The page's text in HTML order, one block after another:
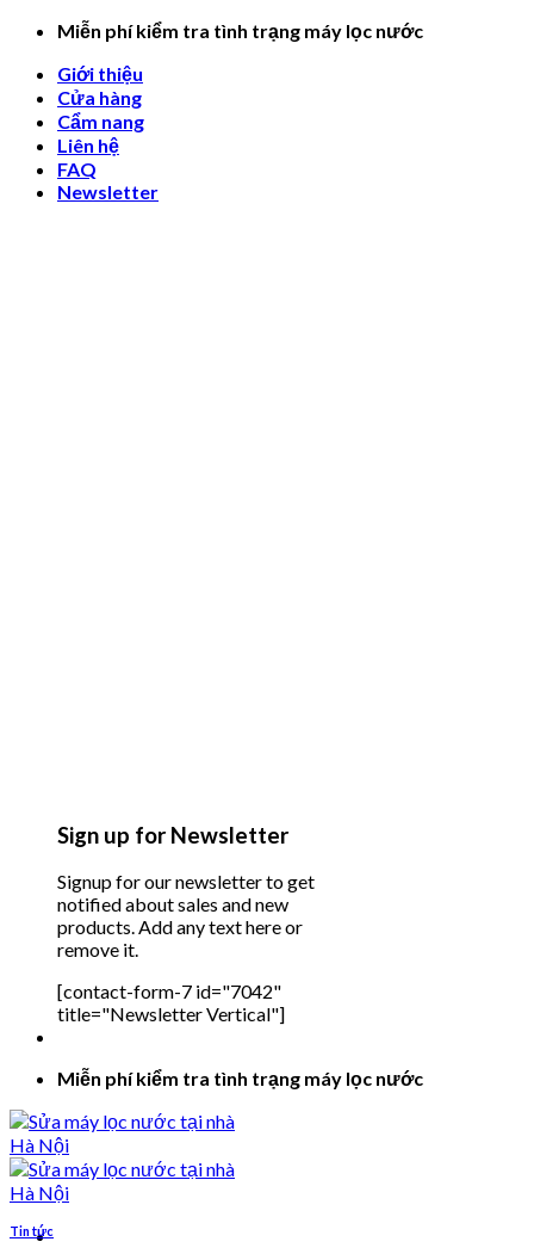
Skip
content
Miễn phí kiểm tra tình trạng máy lọc nước
Giới thiệu
Cửa hàng
Cẩm nang
Liên hệ
FAQ
Newsletter
Sign up for Newsletter
Signup for our newsletter to get
notified about sales and new
products. Add any text here or
remove it.
[contact-form-7 id="7042"
title="Newsletter Vertical"]
Miễn phí kiểm tra tình trạng máy lọc nước
Tin tức